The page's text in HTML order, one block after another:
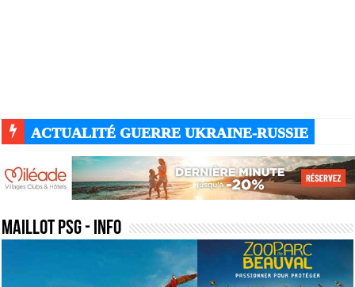
ACTUALITÉ GUERRE UKRAINE-RUSSIE
maillot psg- Info